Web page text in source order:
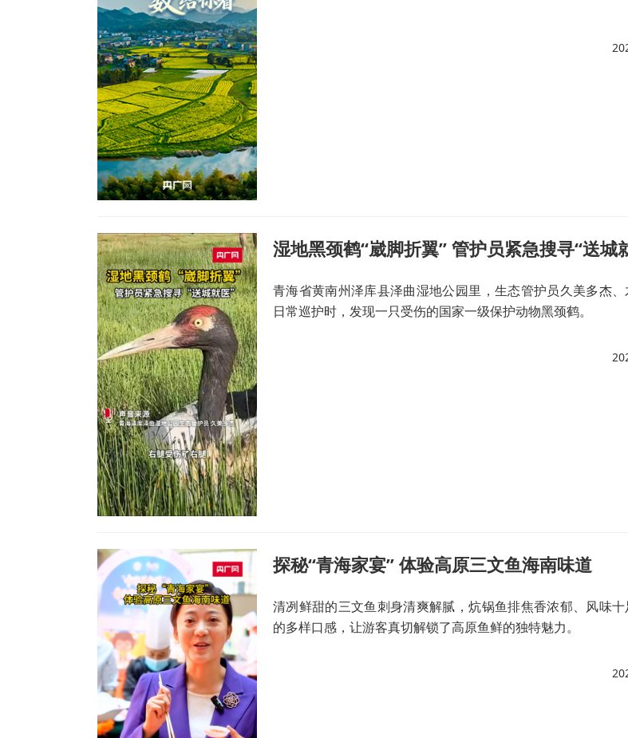
湿地黑颈鹤“崴脚折翼” 管护员紧急搜寻“送城
青海省黄南州泽库县泽曲湿地公园里，生态管护员久美多杰
日常巡护时，发现一只受伤的国家一级保护动物黑颈鹤。
探秘“青海家宴” 体验高原三文鱼海南味道
清冽鲜甜的三文鱼刺身清爽解腻，炕锅鱼排焦香浓郁、风味
的多样口感，让游客真切解锁了高原鱼鲜的独特魅力。